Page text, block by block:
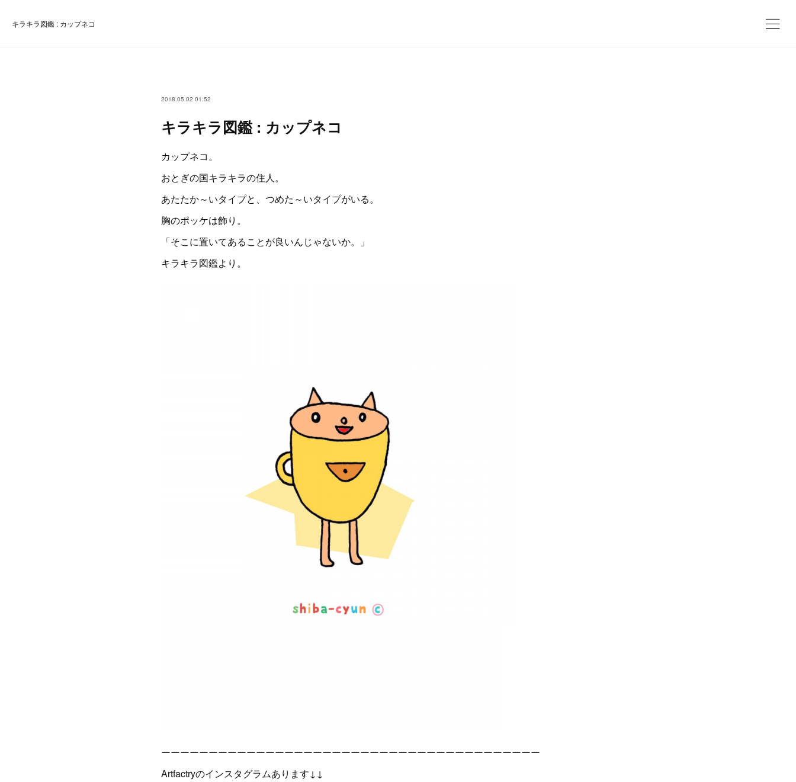
キラキラ図鑑 : カップネコ
2018.05.02 01:52
キラキラ図鑑 : カップネコ
カップネコ。
おとぎの国キラキラの住人。
あたたか～いタイプと、つめた～いタイプがいる。
胸のポッケは飾り。
「そこに置いてあることが良いんじゃないか。」
キラキラ図鑑より。
ーーーーーーーーーーーーーーーーーーーーーーーーーーーーーーーーーーーーーーーー
Artfactryのインスタグラムあります↓↓